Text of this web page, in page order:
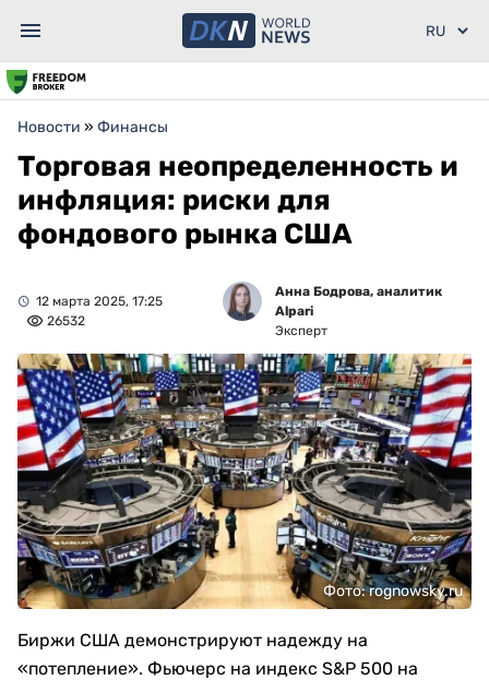
Новости » Финансы
Торговая неопределенность и
инфляция: риски для
фондового рынка США
12 марта 2025, 17:25
26532
Анна Бодрова, аналитик
Alpari
Эксперт
Фото: rognowsky.ru
Биржи США демонстрируют надежду на
«потепление». Фьючерс на индекс S&P 500 на